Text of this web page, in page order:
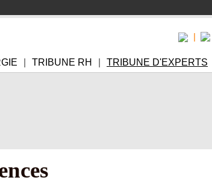
TRIBUNE RH TRIBUNE D'EXPERTS